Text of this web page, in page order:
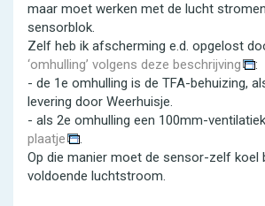
maar moet werken met de lucht
sensorblok.
Zelf heb ik afscherming e.d. opgelost
‘omhulling’ volgens deze beschrijving
:
- de 1e omhulling is de TFA-behuizing,
levering door Weerhuisje.
- als 2e omhulling een 100mm-
plaatje
.
Op die manier moet de sensor-zelf koel
voldoende luchtstroom.